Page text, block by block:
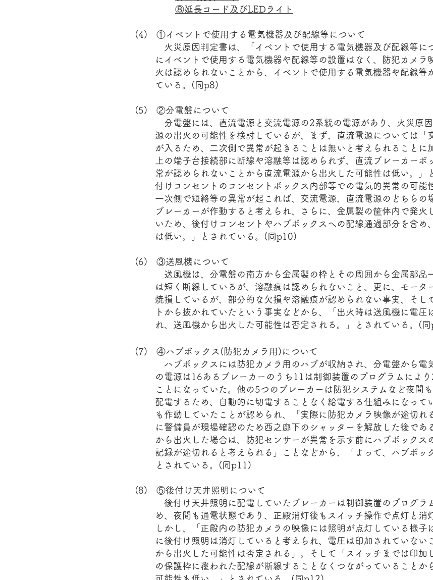
⑧延長コード及びLEDライト
(4) ①イベントで使用する電気機器及び配線等について
火災原因判定書は、「イベントで使用する電気機器及び配線等に
にイベントで使用する電気機器や配線等の設置はなく、防犯カメラ
火は認められないことから、イベントで使用する電気機器や配線等
ている。(同p8)
(5) ②分電盤について
分電盤には、直流電源と交流電源の2系統の電源があり、火災原
源の出火の可能性を検討しているが、まず、直流電源については「
が入るため、二次側で異常が起きることは無いと考えられることに
上の端子台接続部に断線や溶融等は認められず、直流ブレーカー
常が認められないことから直流電源から出火した可能性は低い。」
付けコンセントのコンセントボックス内部等での電気的異常の可能
一次側で短絡等の異常が起これば、交流電源、直流電源のどちらの
ブレーカーが作動すると考えられ、さらに、金属製の筐体内で発火
いため、後付けコンセントやハブボックスへの配線通過部分を含め
は低い。」とされている。(同p10)
(6) ③送風機について
送風機は、分電盤の南方から金属製の枠とその周囲から金属部品
は短く断線しているが、溶融痕は認められないこと、更に、モータ
焼損しているが、部分的な欠損や溶融痕が認められない事実、そし
トから抜かれていたという事実などから、「出火時は送風機に電圧
れ、送風機から出火した可能性は否定される。」とされている。(
(7) ④ハブボックス(防犯カメラ用)について
ハブボックスには防犯カメラ用のハブが収納され、分電盤から電
の電源は16あるブレーカーのうち11は制御装置のプログラムによ
ことになっていた。他の5つのブレーカーは防犯システムなど夜間
配電するため、自動的に切電することなく給電する仕組みになって
も作動していたことが認められ、「実際に防犯カメラ映像が途切れ
に警備員が現場確認のため西之廊下のシャッターを解放した後であ
から出火した場合は、防犯センサーが異常を示す前にハブボックス
記録が途切れると考えられる」ことなどから、「よって、ハブボッ
とされている。(同p11)
(8) ⑤後付け天井照明について
後付け天井照明に配電していたブレーカーは制御装置のプログラ
め、夜間も通電状態であり、正殿消灯後もスイッチ操作で点灯と消
しかし、「正殿内の防犯カメラの映像には照明が点灯している様子
に後付け照明は消灯していると考えられ、電圧は印加されていない
から出火した可能性は否定される」。そして「スイッチまでは印加
の保護枠に覆われた配線が断線することなくつながっていることか